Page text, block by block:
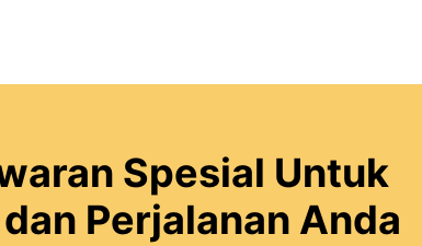
Spesial Untuk
Perjalanan Anda